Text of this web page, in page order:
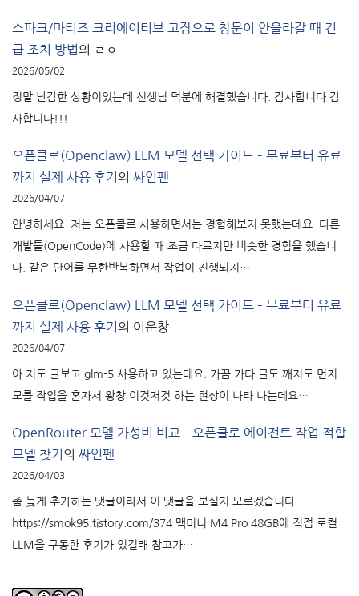
스파크/마티즈 크리에이티브 고장으로 창문이 안올라갈 때 긴
급 조치 방법의 ㄹㅇ
2026/05/02
정말 난감한 상황이었는데 선생님 덕분에 해결했습니다. 감사합니다 감
사합니다!!!
오픈클로(Openclaw) LLM 모델 선택 가이드 – 무료부터 유료
까지 실제 사용 후기 의 싸인펜
2026/04/07
안녕하세요. 저는 오픈클로 사용하면서는 경험해보지 못했는데요. 다른
개발툴(OpenCode)에 사용할 때 조금 다르지만 비슷한 경험을 했습니
다. 같은 단어를 무한반복하면서 작업이 진행되지…
오픈클로(Openclaw) LLM 모델 선택 가이드 – 무료부터 유료
까지 실제 사용 후기 의 여운창
2026/04/07
아 저도 글보고 glm-5 사용하고 있는데요. 가끔 가다 글도 깨지도 먼지
모를 작업을 혼자서 왕창 이것저것 하는 현상이 나타 나는데요…
OpenRouter 모델 가성비 비교 – 오픈클로 에이전트 작업 적합
모델 찾기 의 싸인펜
2026/04/03
좀 늦게 추가하는 댓글이라서 이 댓글을 보실지 모르겠습니다.
https://smok95.tistory.com/374 맥미니 M4 Pro 48GB에 직접 로컬
LLM을 구동한 후기가 있길래 참고가…